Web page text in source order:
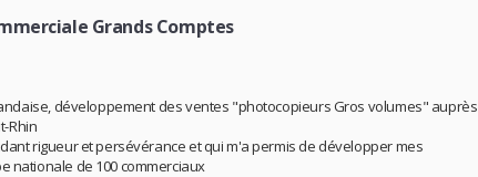
Grands Comptes
développement des ventes "photocopieurs Gros volumes" auprès
Rhin
rigueur et persévérance et qui m'a permis de développer mes
nationale de 100 commerciaux